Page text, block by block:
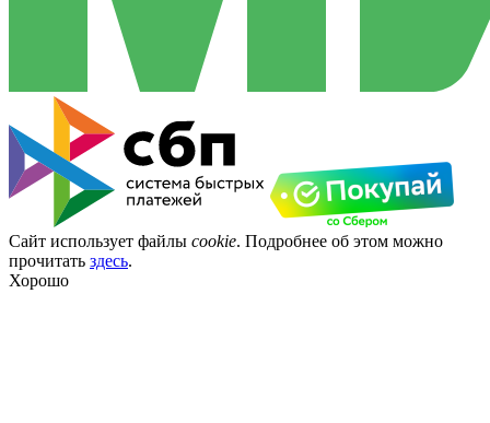
Сайт использует файлы cookie. Подробнее об этом можно
прочитать здесь.
Хорошо